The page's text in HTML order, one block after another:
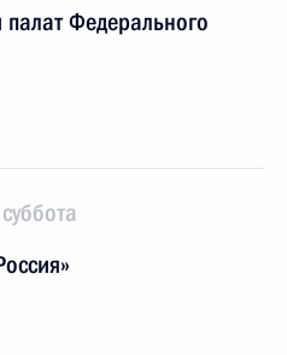
палат Федерального